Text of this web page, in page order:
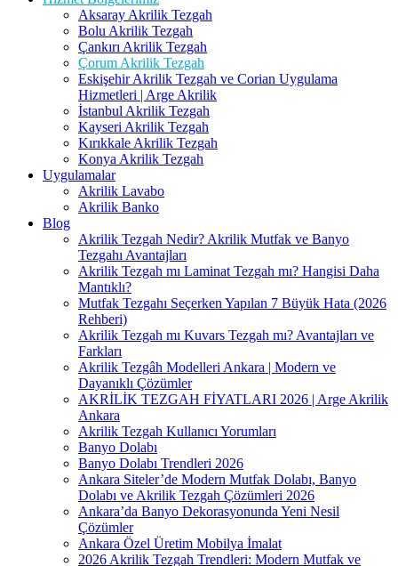
Aksaray Akrilik Tezgah
Bolu Akrilik Tezgah
Çankırı Akrilik Tezgah
Çorum Akrilik Tezgah
Eskişehir Akrilik Tezgah ve Corian Uygulama
Hizmetleri | Arge Akrilik
İstanbul Akrilik Tezgah
Kayseri Akrilik Tezgah
Kırıkkale Akrilik Tezgah
Konya Akrilik Tezgah
Uygulamalar
Akrilik Lavabo
Akrilik Banko
Blog
Akrilik Tezgah Nedir? Akrilik Mutfak ve Banyo
Tezgahı Avantajları
Akrilik Tezgah mı Laminat Tezgah mı? Hangisi Daha
Mantıklı?
Mutfak Tezgahı Seçerken Yapılan 7 Büyük Hata (2026
Rehberi)
Akrilik Tezgah mı Kuvars Tezgah mı? Avantajları ve
Farkları
Akrilik Tezgâh Modelleri Ankara | Modern ve
Dayanıklı Çözümler
AKRİLİK TEZGAH FİYATLARI 2026 | Arge Akrilik
Ankara
Akrilik Tezgah Kullanıcı Yorumları
Banyo Dolabı
Banyo Dolabı Trendleri 2026
Ankara Siteler’de Modern Mutfak Dolabı, Banyo
Dolabı ve Akrilik Tezgah Çözümleri 2026
Ankara’da Banyo Dekorasyonunda Yeni Nesil
Çözümler
Ankara Özel Üretim Mobilya İmalat
2026 Akrilik Tezgah Trendleri: Modern Mutfak ve